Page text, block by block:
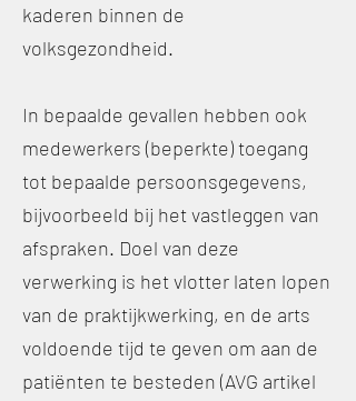
kaderen binnen de
volksgezondheid.
In bepaalde gevallen hebben ook
medewerkers (beperkte) toegang
tot bepaalde persoonsgegevens,
bijvoorbeeld bij het vastleggen van
afspraken. Doel van deze
verwerking is het vlotter laten lopen
van de praktijkwerking, en de arts
voldoende tijd te geven om aan de
patiënten te besteden (AVG artikel